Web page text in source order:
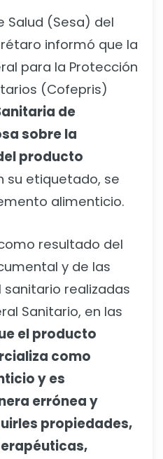
Salud (Sesa) del
informó que la
para la Protección
(Cofepris)
de
sobre la
producto
su etiquetado, se
alimenticio.
resultado del
y de las
realizadas
Sanitario, en las
el producto
como
y es
errónea y
propiedades,